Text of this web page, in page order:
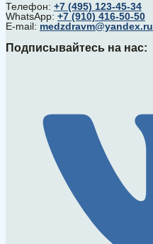
Телефон: +7 (495) 123-45-34
WhatsApp: +7 (910) 416-50-50
E-mail: medzdravm@yandex.ru
Подписывайтесь на нас: